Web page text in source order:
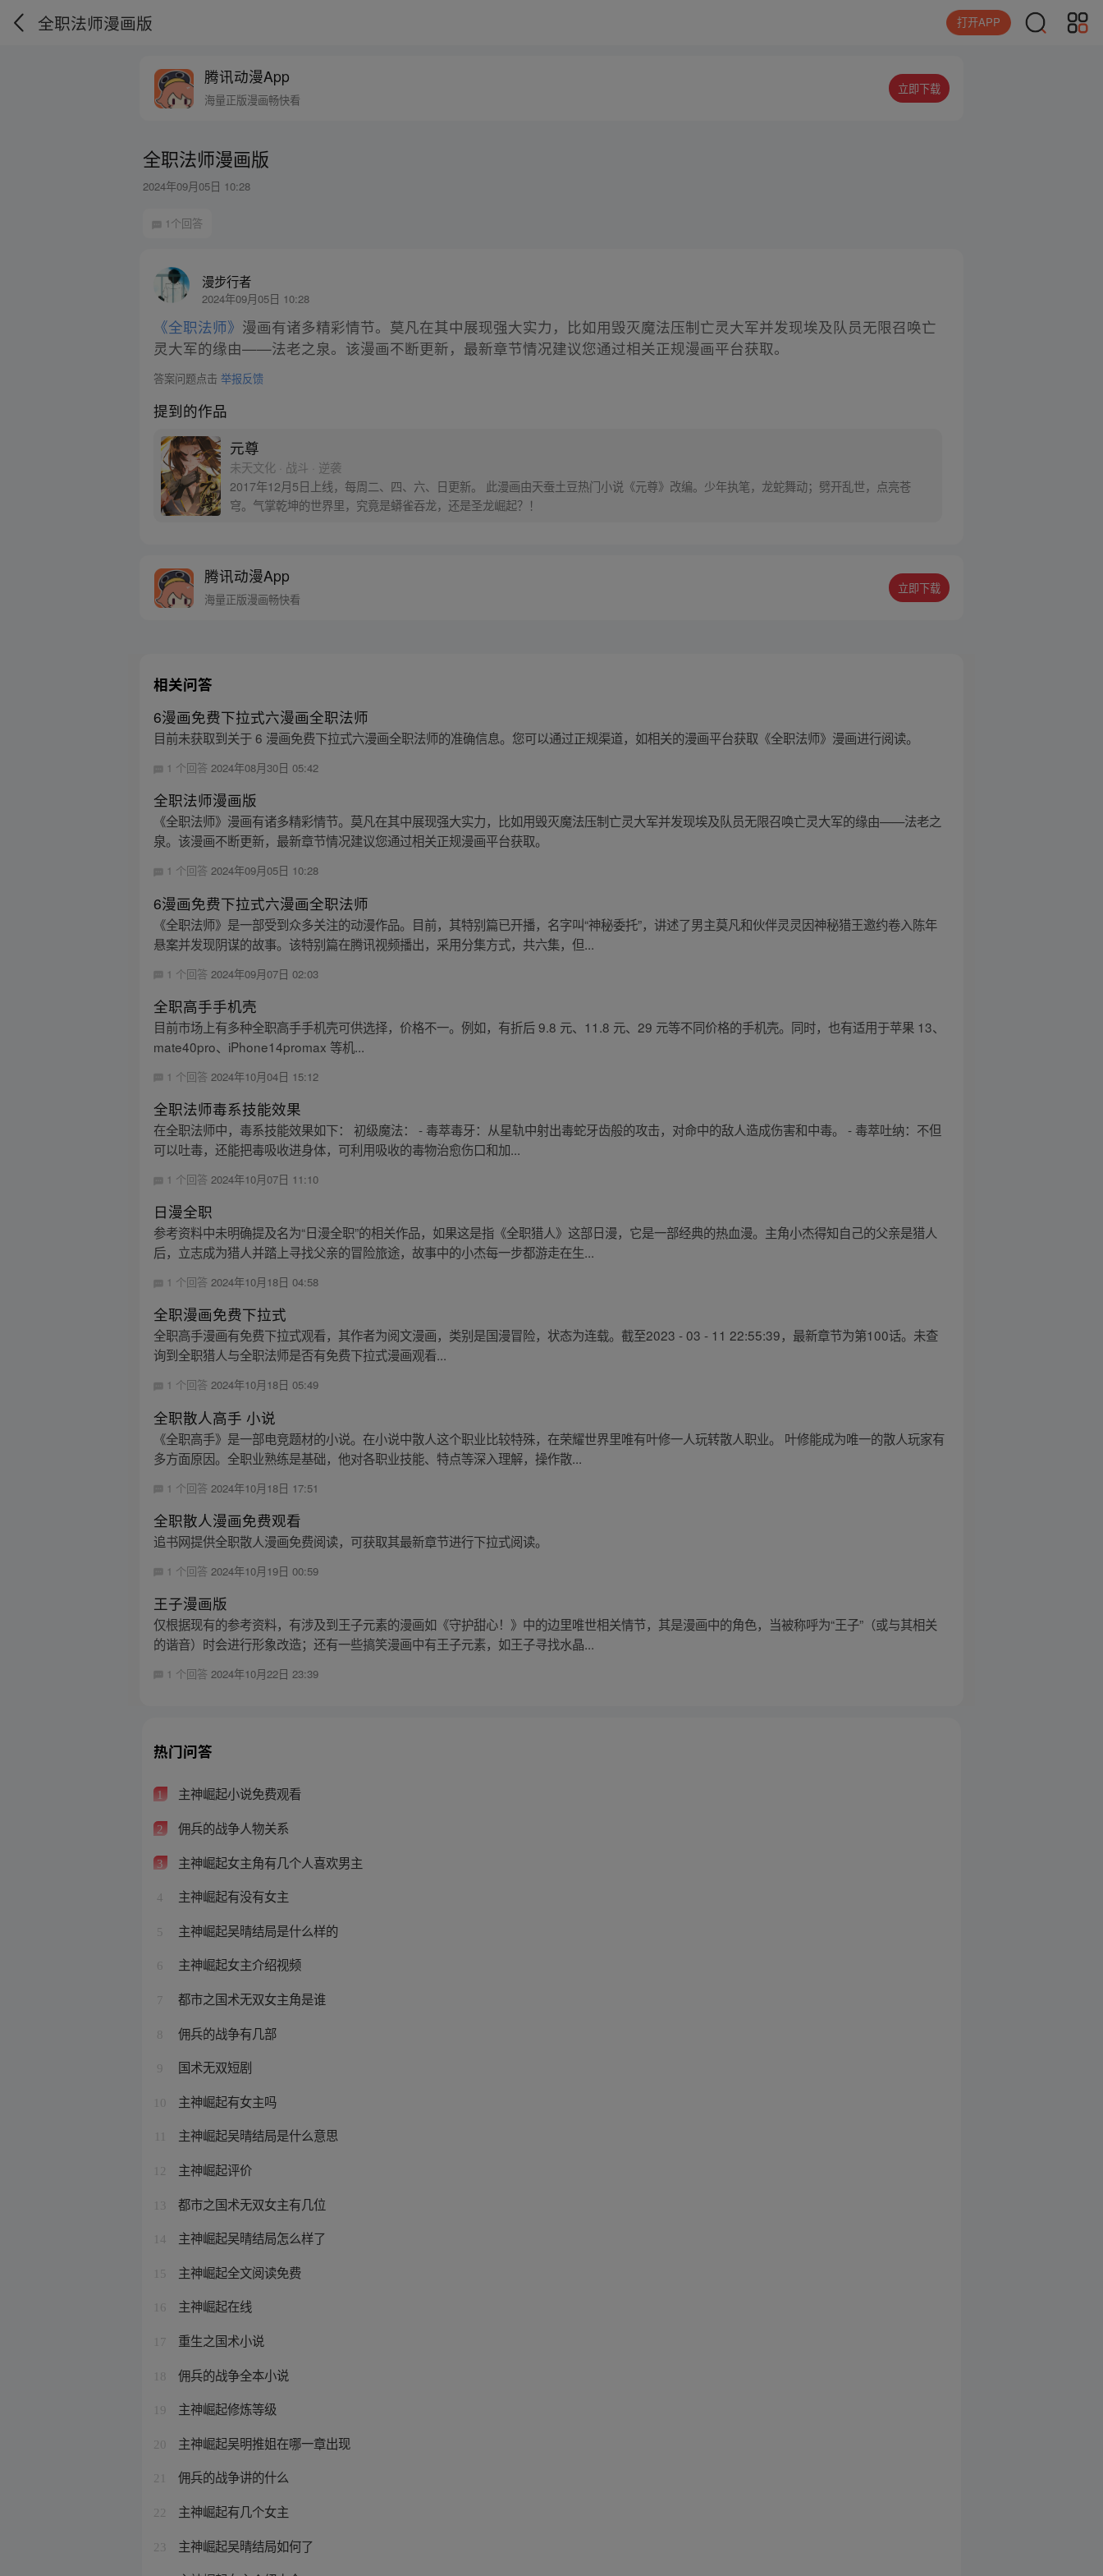
全职法师漫画版 打开APP
腾讯动漫App
海量正版漫画畅快看
立即下载
全职法师漫画版
2024年09月05日 10:28
1个回答
漫步行者
2024年09月05日 10:28
《全职法师》 漫画有诸多精彩情节。莫凡在其中展现强大实力，比如用毁灭魔法压制亡灵大军并发现埃及队员无限召唤亡
灵大军的缘由——法老之泉。该漫画不断更新，最新章节情况建议您通过相关正规漫画平台获取。
答案问题点击举报反馈
提到的作品
元尊
未天文化 · 战斗 · 逆袭
2017年12月5日上线，每周二、四、六、日更新。 此漫画由天蚕土豆热门小说《元尊》改编。少年执笔，龙蛇舞动；劈开乱世，点亮苍
穹。气掌乾坤的世界里，究竟是蟒雀吞龙，还是圣龙崛起？！
腾讯动漫App
海量正版漫画畅快看
立即下载
相关问答
6漫画免费下拉式六漫画全职法师
目前未获取到关于 6 漫画免费下拉式六漫画全职法师的准确信息。您可以通过正规渠道，如相关的漫画平台获取《全职法师》漫画进行阅读。
1 个回答2024年08月30日 05:42
全职法师漫画版
《全职法师》漫画有诸多精彩情节。莫凡在其中展现强大实力，比如用毁灭魔法压制亡灵大军并发现埃及队员无限召唤亡灵大军的缘由——法老之
泉。该漫画不断更新，最新章节情况建议您通过相关正规漫画平台获取。
1 个回答2024年09月05日 10:28
6漫画免费下拉式六漫画全职法师
《全职法师》是一部受到众多关注的动漫作品。目前，其特别篇已开播，名字叫“神秘委托”，讲述了男主莫凡和伙伴灵灵因神秘猎王邀约卷入陈年
悬案并发现阴谋的故事。该特别篇在腾讯视频播出，采用分集方式，共六集，但...
1 个回答 2024年09月07日 02:03
全职高手手机壳
目前市场上有多种全职高手手机壳可供选择，价格不一。例如，有折后 9.8 元、11.8 元、29 元等不同价格的手机壳。同时，也有适用于苹果 13、
mate40pro、iPhone14promax 等机...
1 个回答 2024年10月04日 15:12
全职法师毒系技能效果
在全职法师中，毒系技能效果如下： 初级魔法： - 毒萃毒牙：从星轨中射出毒蛇牙齿般的攻击，对命中的敌人造成伤害和中毒。 - 毒萃吐纳：不但
可以吐毒，还能把毒吸收进身体，可利用吸收的毒物治愈伤口和加...
1 个回答2024年10月07日 11:10
日漫全职
参考资料中未明确提及名为“日漫全职”的相关作品，如果这是指《全职猎人》这部日漫，它是一部经典的热血漫。主角小杰得知自己的父亲是猎人
后，立志成为猎人并踏上寻找父亲的冒险旅途，故事中的小杰每一步都游走在生...
1 个回答2024年10月18日 04:58
全职漫画免费下拉式
全职高手漫画有免费下拉式观看，其作者为阅文漫画，类别是国漫冒险，状态为连载。截至2023 - 03 - 11 22:55:39，最新章节为第100话。未查
询到全职猎人与全职法师是否有免费下拉式漫画观看...
1 个回答2024年10月18日 05:49
全职散人高手 小说
《全职高手》是一部电竞题材的小说。在小说中散人这个职业比较特殊，在荣耀世界里唯有叶修一人玩转散人职业。 叶修能成为唯一的散人玩家有
多方面原因。全职业熟练是基础，他对各职业技能、特点等深入理解，操作散...
1 个回答 2024年10月18日 17:51
全职散人漫画免费观看
追书网提供全职散人漫画免费阅读，可获取其最新章节进行下拉式阅读。
1 个回答 2024年10月19日 00:59
王子漫画版
仅根据现有的参考资料，有涉及到王子元素的漫画如《守护甜心！》中的边里唯世相关情节，其是漫画中的角色，当被称呼为“王子”（或与其相关
的谐音）时会进行形象改造；还有一些搞笑漫画中有王子元素，如王子寻找水晶...
1 个回答2024年10月22日 23:39
热门问答
1 主神崛起小说免费观看
2 佣兵的战争人物关系
3 主神崛起女主角有几个人喜欢男主
4 主神崛起有没有女主
5 主神崛起吴晴结局是什么样的
6 主神崛起女主介绍视频
7 都市之国术无双女主角是谁
8 佣兵的战争有几部
9 国术无双短剧
10 主神崛起有女主吗
主神崛起吴晴结局是什么意思
12 主神崛起评价
13 都市之国术无双女主有几位
14 主神崛起吴晴结局怎么样了
15 主神崛起全文阅读免费
16 主神崛起在线
17 重生之国术小说
18 佣兵的战争全本小说
19 主神崛起修炼等级
20 主神崛起吴明推姐在哪一章出现
21 佣兵的战争讲的什么
22 主神崛起有几个女主
23 主神崛起吴晴结局如何了